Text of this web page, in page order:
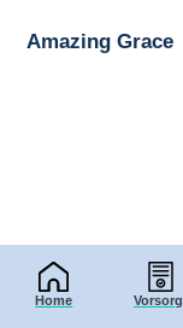
Home
Amazing Grace